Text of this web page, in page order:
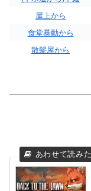
屋上から
食堂暴動から
散髪屋から